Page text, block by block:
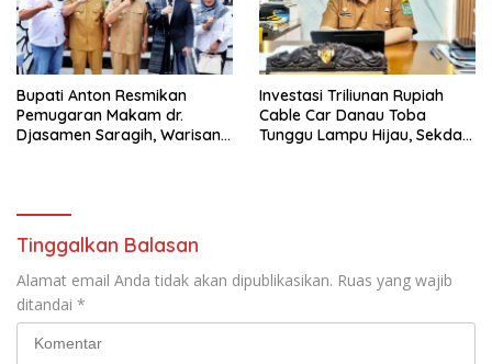
Bupati Anton Resmikan
Pemugaran Makam dr.
Djasamen Saragih, Warisan
Investasi Triliunan Rupiah
Cable Car Danau Toba
Tunggu Lampu Hijau, Sekda
Tinggalkan Balasan
Alamat email Anda tidak akan dipublikasikan. Ruas yang wajib
ditandai *